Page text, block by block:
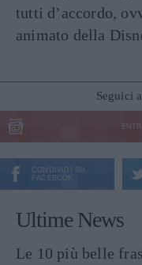
tutti d’accordo,
animato della
Seguici
CONDIVIDI SU
FACEBOOK
Ultime News
Le 10 più belle